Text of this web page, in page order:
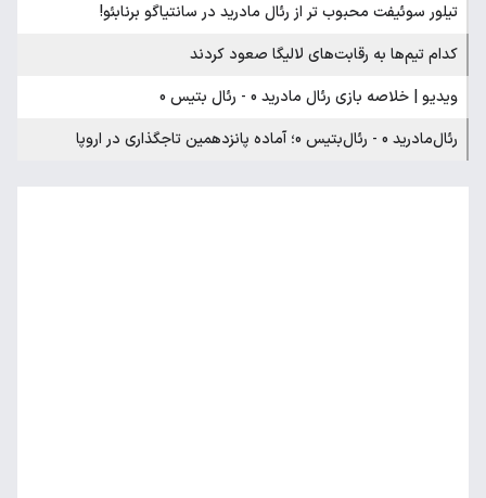
تیلور سوئیفت محبوب تر از رئال مادرید در سانتیاگو برنابئو!
کدام تیم‌ها به رقابت‌های لالیگا صعود کردند
ویدیو | خلاصه بازی رئال مادرید 0 - رئال بتیس 0
رئال‌مادرید 0 - رئال‌بتیس 0؛ آماده پانزدهمین تاجگذاری در اروپا